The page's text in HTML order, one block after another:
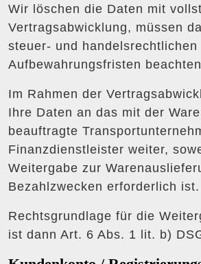
Wir löschen die Daten mit
Vertragsabwicklung, müssen
steuer- und handelsrechtlichen
Aufbewahrungsfristen
Im Rahmen der
Ihre Daten an das mit der
beauftragte
Finanzdienstleister weiter,
Weitergabe zur
Bezahlzwecken erforderlich ist.
Rechtsgrundlage für die
ist dann Art. 6 Abs. 1 lit. b)